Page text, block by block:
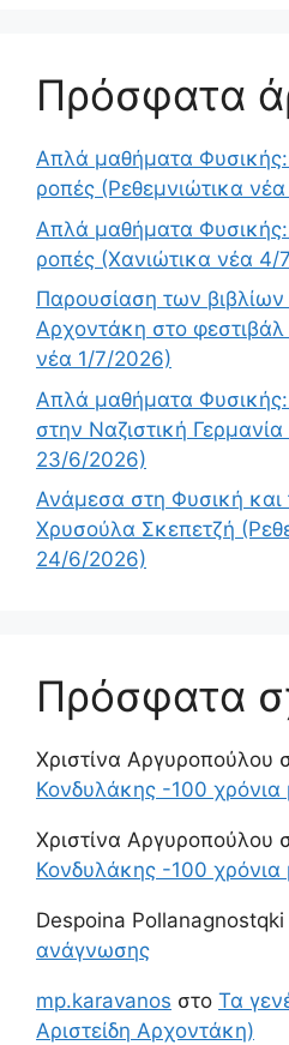
Πρόσφατα
Απλά μαθήματα Φυσικής:
ροπές (Ρεθεμνιώτικα
Απλά μαθήματα Φυσικής:
ροπές (Χανιώτικα νέα 4/
Παρουσίαση των βιβλίων
Αρχοντάκη στο φεστιβάλ
νέα 1/7/2026)
Απλά μαθήματα
στην Ναζιστική
23/6/2026)
Ανάμεσα στη Φυσική και
Χρυσούλα Σκεπετζή
24/6/2026)
Πρόσφατα
Χριστίνα Αργυροπούλου
Κονδυλάκης -100 χρόνια
Χριστίνα Αργυροπούλου
Κονδυλάκης -100 χρόνια
Despoina Pollanagnostqki
ανάγνωσης
mp.karavanos στο Τα
Αριστείδη Αρχοντάκη)